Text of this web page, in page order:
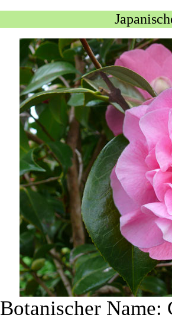
Botanischer Name: